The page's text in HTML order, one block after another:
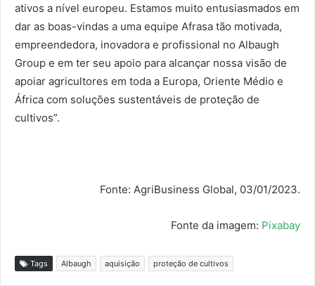
ativos a nível europeu. Estamos muito entusiasmados em
dar as boas-vindas a uma equipe Afrasa tão motivada,
empreendedora, inovadora e profissional no Albaugh
Group e em ter seu apoio para alcançar nossa visão de
apoiar agricultores em toda a Europa, Oriente Médio e
África com soluções sustentáveis ​​de proteção de
cultivos”.
Fonte: AgriBusiness Global, 03/01/2023.
Fonte da imagem: Pixabay
Tags Albaugh aquisição proteção de cultivos